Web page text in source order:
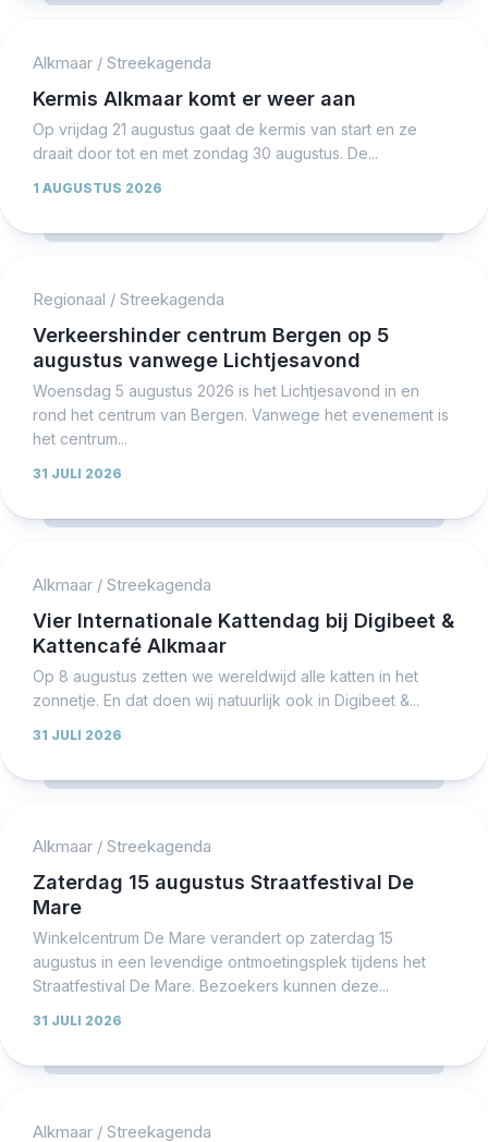
Alkmaar / Streekagenda
Kermis Alkmaar komt er weer aan
Op vrijdag 21 augustus gaat de kermis van start en ze
draait door tot en met zondag 30 augustus. De...
1 AUGUSTUS 2026
Regionaal / Streekagenda
Verkeershinder centrum Bergen op 5
augustus vanwege Lichtjesavond
Woensdag 5 augustus 2026 is het Lichtjesavond in en
rond het centrum van Bergen. Vanwege het evenement is
het centrum...
31 JULI 2026
Alkmaar / Streekagenda
Vier Internationale Kattendag bij Digibeet &
Kattencafé Alkmaar
Op 8 augustus zetten we wereldwijd alle katten in het
zonnetje. En dat doen wij natuurlijk ook in Digibeet &...
31 JULI 2026
Alkmaar / Streekagenda
Zaterdag 15 augustus Straatfestival De
Mare
Winkelcentrum De Mare verandert op zaterdag 15
augustus in een levendige ontmoetingsplek tijdens het
Straatfestival De Mare. Bezoekers kunnen deze...
31 JULI 2026
Alkmaar / Streekagenda